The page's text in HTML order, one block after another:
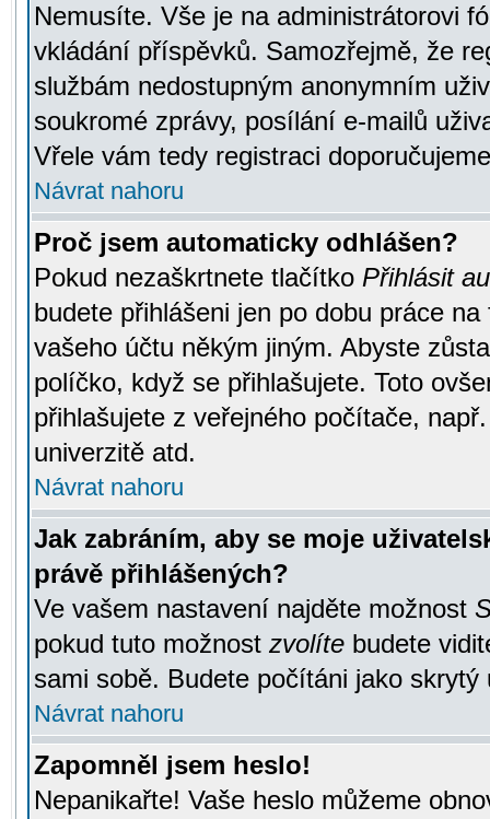
Nemusíte. Vše je na administrátorovi
vkládání příspěvků. Samozřejmě, že
službám nedostupným anonymním
soukromé zprávy, posílání e-mailů
Vřele vám tedy registraci
Návrat nahoru
Proč jsem automaticky odhlášen?
Pokud nezaškrtnete tlačítko Přihlásit
budete přihlášeni jen po dobu práce
vašeho účtu někým jiným. Abyste
políčko, když se přihlašujete. Toto
přihlašujete z veřejného počítače,
univerzitě atd.
Návrat nahoru
Jak zabráním, aby se moje
právě přihlášených?
Ve vašem nastavení najděte možnost
pokud tuto možnost zvolíte budete
sami sobě. Budete počítáni jako skrytý
Návrat nahoru
Zapomněl jsem heslo!
Nepanikařte! Vaše heslo můžeme